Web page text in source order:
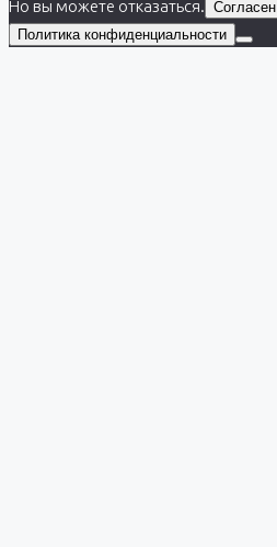
Но вы можете отказаться. Согласен
Политика конфиденциальности